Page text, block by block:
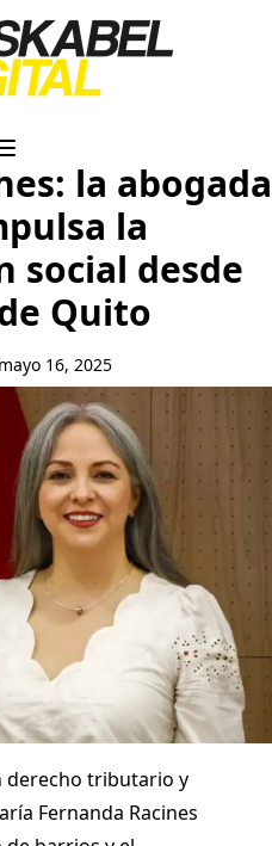
la abogada
la
social desde
Quito
16, 2025
derecho tributario y
Fernanda Racines